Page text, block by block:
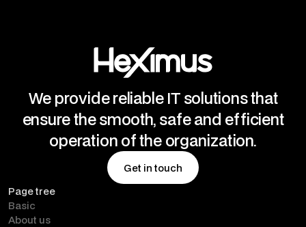
We provide reliable IT solutions that
ensure the smooth, safe and efficient
operation of the organization.
Get in touch
Page tree
Basic
About us